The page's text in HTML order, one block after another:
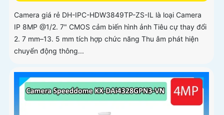
Camera giá rẻ DH-IPC-HDW3849TP-ZS-IL là loại Camera
IP 8MP @1/2. 7" CMOS cảm biến hình ảnh Tiêu cự thay đổi
2. 7 mm–13. 5 mm tích hợp chức năng Thu âm phát hiện
chuyển động thông...